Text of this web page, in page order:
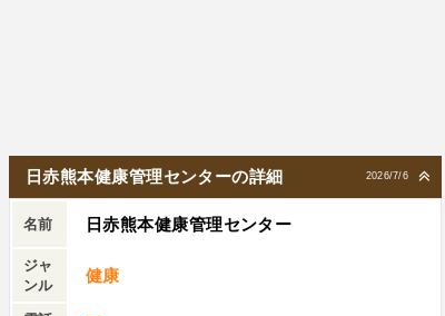
2026/7/6
日赤熊本健康管理センターの詳細
名前 日赤熊本健康管理センター
ジャ
ンル
健康